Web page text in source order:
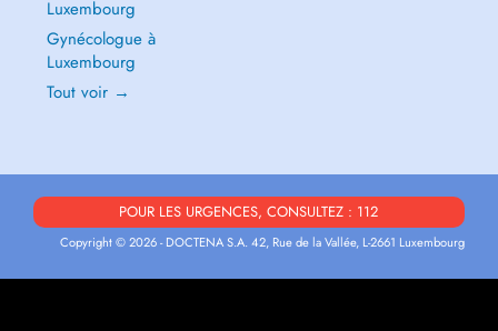
Luxembourg
Gynécologue à
Luxembourg
Tout voir →
POUR LES URGENCES, CONSULTEZ : 112
Copyright © 2026 - DOCTENA S.A. 42, Rue de la Vallée, L-2661 Luxembourg